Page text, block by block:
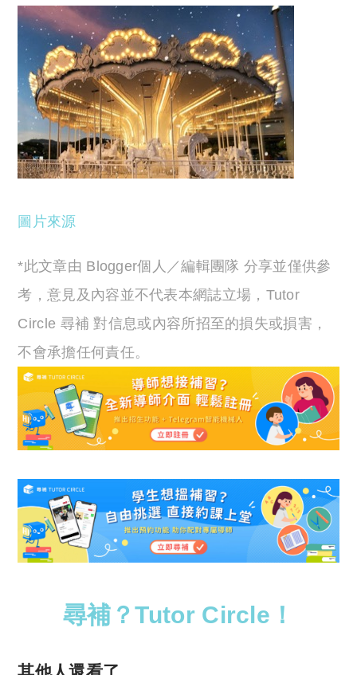
圖片來源
*此文章由 Blogger個人／編輯團隊 分享並僅供參
考，意見及內容並不代表本網誌立場，Tutor
Circle 尋補 對信息或內容所招至的損失或損害，
不會承擔任何責任。
尋補？Tutor Circle！
其他人還看了……